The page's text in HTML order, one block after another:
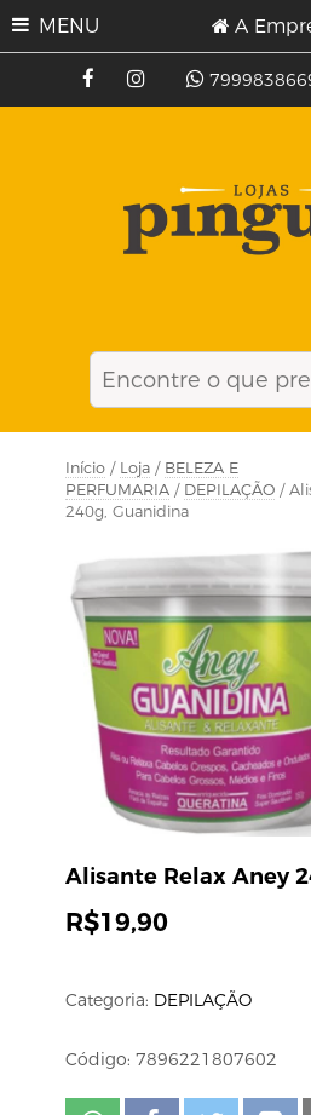
MENU A
Início / Loja / BELEZA E
PERFUMARIA / DEPILAÇÃO /
240g, Guanidina
Alisante Relax Aney
R$19,90
Categoria: DEPILAÇÃO
Código: 7896221807602